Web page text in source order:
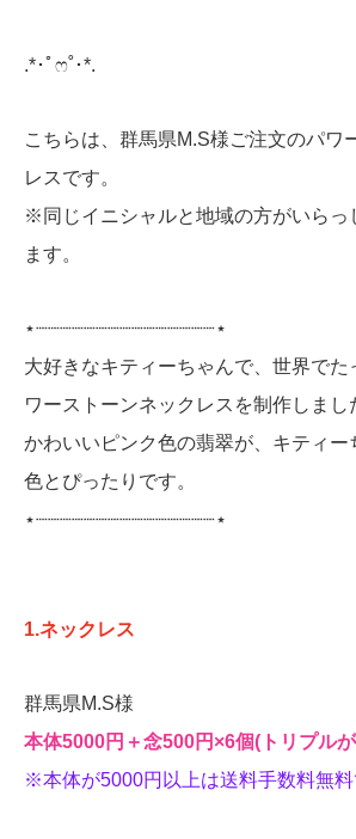
.*･ﾟෆ˚･*.
こちらは、群馬県M.S様ご注文のパワ
レスです。
※同じイニシャルと地域の方がいらっ
ます。
⋆┈┈┈┈┈┈┈┈┈┈┈┈┈┈┈⋆
大好きなキティーちゃんで、世界でた
ワーストーンネックレスを制作しまし
かわいいピンク色の翡翠が、キティー
色とぴったりです。
⋆┈┈┈┈┈┈┈┈┈┈┈┈┈┈┈⋆
1.ネックレス
群馬県M.S様
本体5000円＋念500円×6個(トリプル
※本体が5000円以上は送料手数料無料